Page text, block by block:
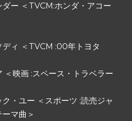
ダー ＜TVCM:ホンダ・アコー
ディ ＜TVCM :00年トヨタ
＜映画 :スペース・トラベラー
ク・ユー ＜スポーツ :読売ジャ
マ曲＞